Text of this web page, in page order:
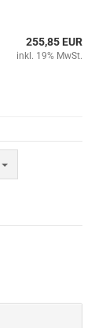
255,85 EUR
inkl. 19% MwSt.